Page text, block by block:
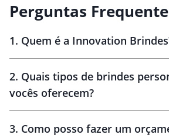
Perguntas
1. Quem é a Innovation
Brindes personalizados
2. Quais tipos de brindes
vocês oferecem?
3. Como posso fazer um